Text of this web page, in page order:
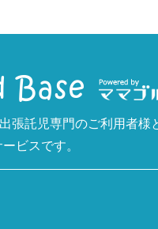
張託児専門のご利用者様
ビスです。